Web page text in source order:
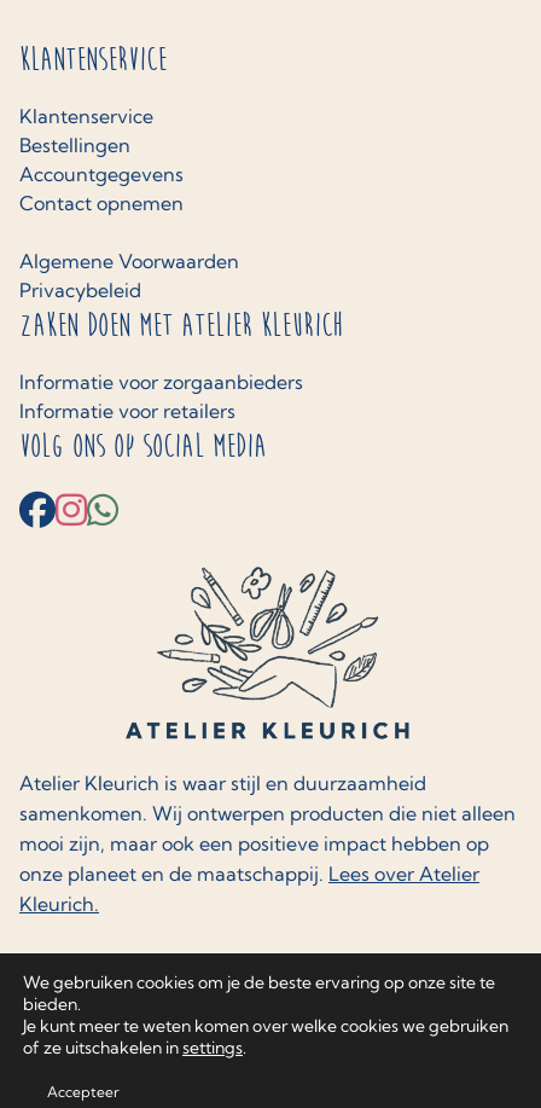
Klantenservice
Klantenservice
Bestellingen
Accountgegevens
Contact opnemen
Algemene Voorwaarden
Privacybeleid
Zaken doen met Atelier Kleurich
Informatie voor zorgaanbieders
Informatie voor retailers
Volg ons op social media
Atelier Kleurich is waar stijl en duurzaamheid
samenkomen. Wij ontwerpen producten die niet alleen
mooi zijn, maar ook een positieve impact hebben op
onze planeet en de maatschappij. Lees over Atelier
Kleurich.
© 2026 - Atelier Kleurich | Made with
by
Hartvoorweb
We gebruiken cookies om je de beste ervaring op onze site te
bieden.
Je kunt meer te weten komen over welke cookies we gebruiken
of ze uitschakelen insettings.
Accepteer